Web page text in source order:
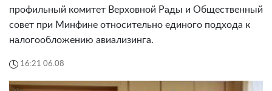
профильный комитет Верховной Рады и Общественный
совет при Минфине относительно единого подхода к
налогообложению авиализинга.
16:21 06.08